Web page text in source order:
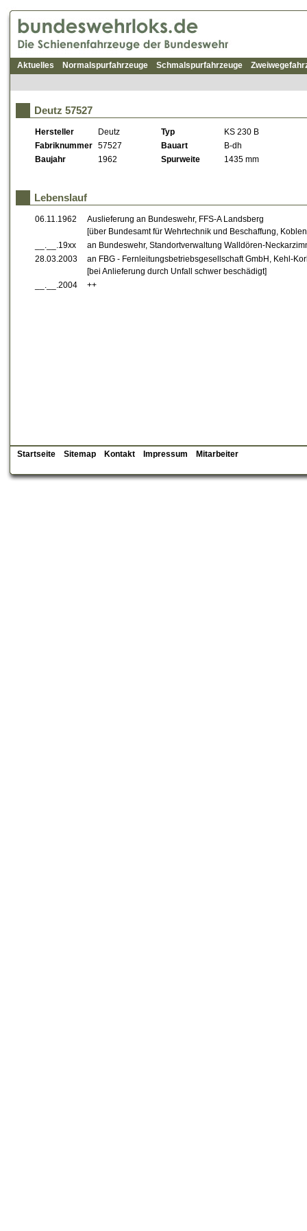
Aktuelles Normalspurfahrzeuge Schmalspurfahrzeuge
Deutz 57527
Hersteller Deutz Typ
KS 230 B
Fabriknummer 57527 Bauart
B-dh
Baujahr
1962 Spurweite 1435 mm
Lebenslauf
06.11.1962
Auslieferung an Bundeswehr, FFS-A Landsberg
[über Bundesamt für Wehrtechnik und Beschaffung,
__.__.19xx
an Bundeswehr, Standortverwaltung Walldören-
28.03.2003
an FBG - Fernleitungsbetriebsgesellschaft GmbH, Kehl-
[bei Anlieferung durch Unfall schwer beschädigt]
__.__.2004
++
Startseite Sitemap Kontakt Impressum Mitarbeiter